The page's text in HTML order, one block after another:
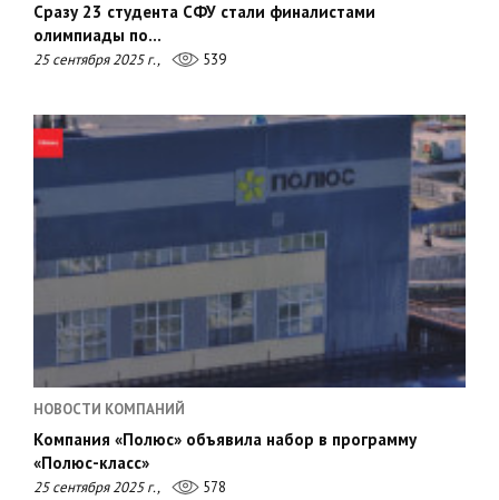
Сразу 23 студента СФУ стали финалистами
олимпиады по…
25 сентября 2025 г., 539
НОВОСТИ КОМПАНИЙ
Компания «Полюс» объявила набор в программу
«Полюс-класс»
25 сентября 2025 г., 578